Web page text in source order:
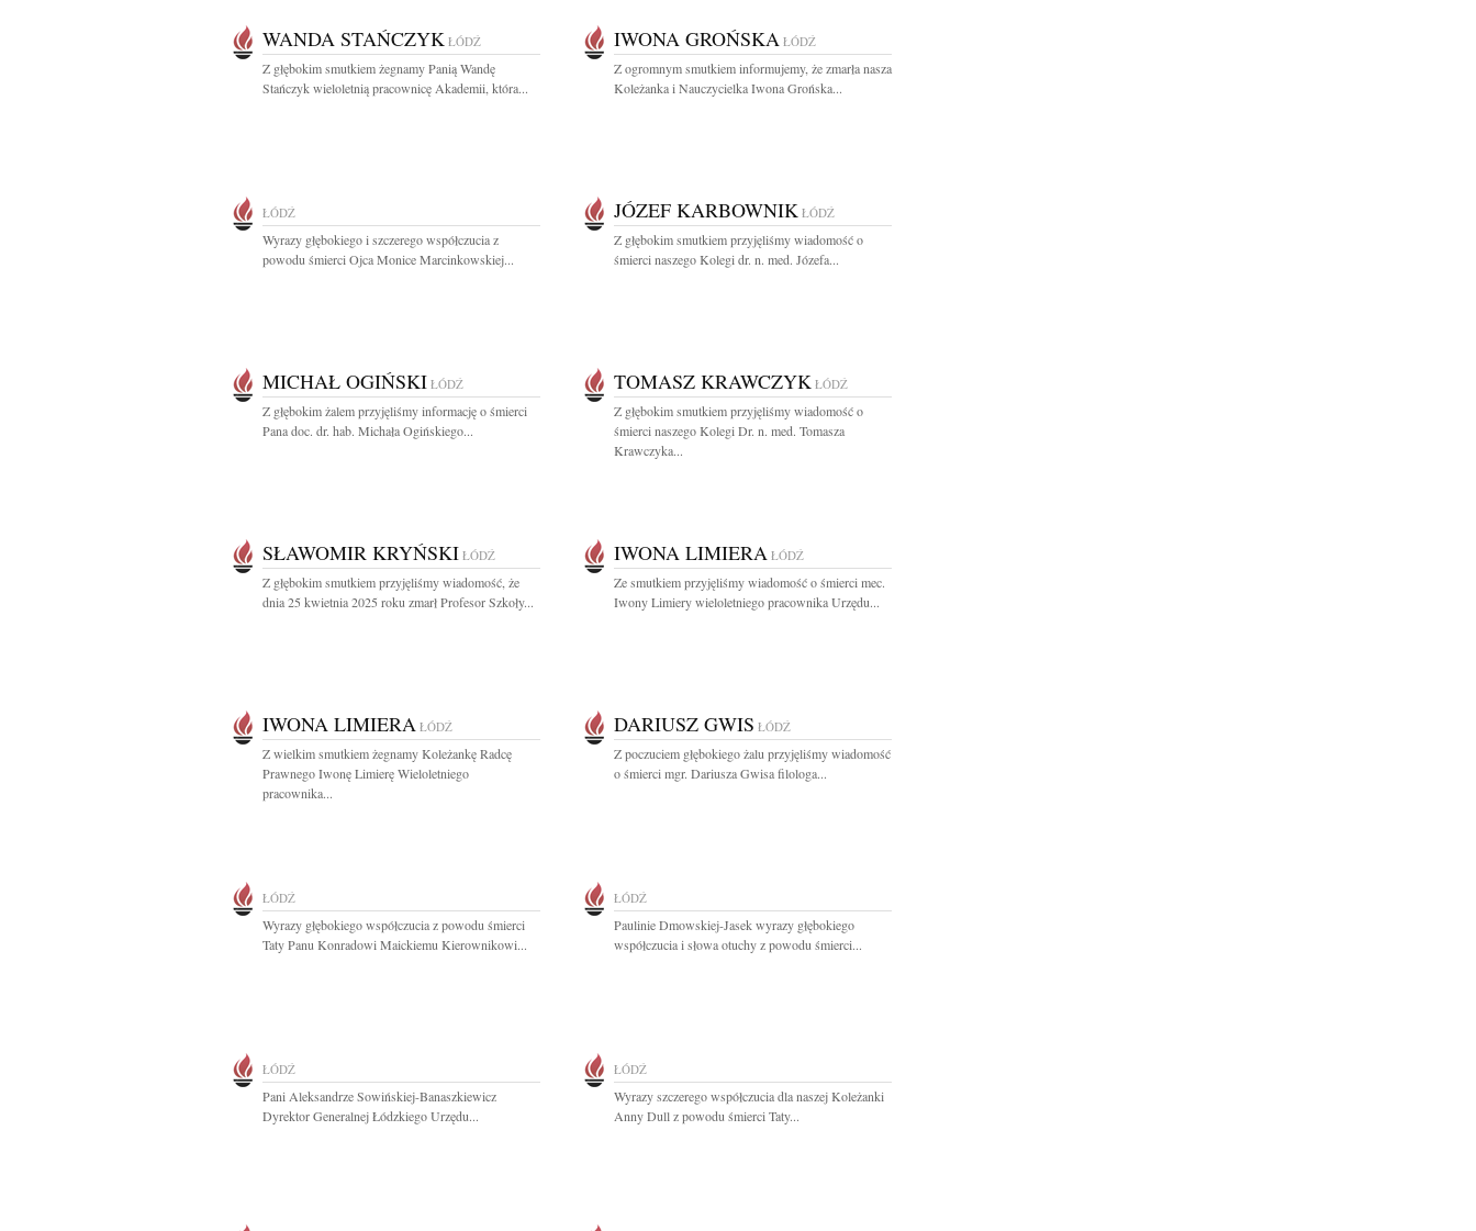
WANDA STAŃCZYK ŁÓDŹ
Z głębokim smutkiem żegnamy Panią Wandę
Stańczyk wieloletnią pracownicę Akademii, która...
IWONA GROŃSKA ŁÓDŹ
Z ogromnym smutkiem informujemy, że zmarła nasza
Koleżanka i Nauczycielka Iwona Grońska...
ŁÓDŹ
Wyrazy głębokiego i szczerego współczucia z
powodu śmierci Ojca Monice Marcinkowskiej...
JÓZEF KARBOWNIK ŁÓDŹ
Z głębokim smutkiem przyjęliśmy wiadomość o
śmierci naszego Kolegi dr. n. med. Józefa...
MICHAŁ OGIŃSKI ŁÓDŹ
Z głębokim żalem przyjęliśmy informację o śmierci
Pana doc. dr. hab. Michała Ogińskiego...
TOMASZ KRAWCZYK ŁÓDŹ
Z głębokim smutkiem przyjęliśmy wiadomość o
śmierci naszego Kolegi Dr. n. med. Tomasza
Krawczyka...
SŁAWOMIR KRYŃSKI ŁÓDŹ
Z głębokim smutkiem przyjęliśmy wiadomość, że
dnia 25 kwietnia 2025 roku zmarł Profesor Szkoły...
IWONA LIMIERA ŁÓDŹ
Ze smutkiem przyjęliśmy wiadomość o śmierci mec.
Iwony Limiery wieloletniego pracownika Urzędu...
IWONA LIMIERA ŁÓDŹ
Z wielkim smutkiem żegnamy Koleżankę Radcę
Prawnego Iwonę Limierę Wieloletniego
pracownika...
DARIUSZ GWIS ŁÓDŹ
Z poczuciem głębokiego żalu przyjęliśmy wiadomość
o śmierci mgr. Dariusza Gwisa filologa...
ŁÓDŹ
Wyrazy głębokiego współczucia z powodu śmierci
Taty Panu Konradowi Maickiemu Kierownikowi...
ŁÓDŹ
Paulinie Dmowskiej-Jasek wyrazy głębokiego
współczucia i słowa otuchy z powodu śmierci...
ŁÓDŹ
Pani Aleksandrze Sowińskiej-Banaszkiewicz
Dyrektor Generalnej Łódzkiego Urzędu...
ŁÓDŹ
Wyrazy szczerego współczucia dla naszej Koleżanki
Anny Dull z powodu śmierci Taty...